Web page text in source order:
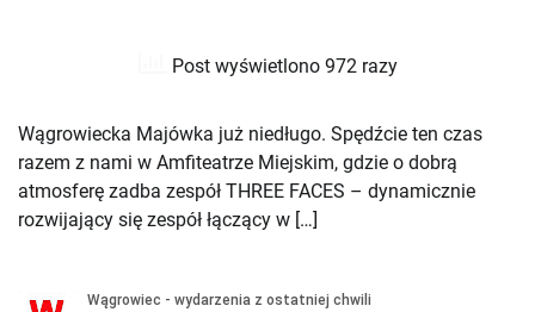
Post wyświetlono 972 razy
Wągrowiecka Majówka już niedługo. Spędźcie ten czas
razem z nami w Amfiteatrze Miejskim, gdzie o dobrą
atmosferę zadba zespół THREE FACES – dynamicznie
rozwijający się zespół łączący w […]